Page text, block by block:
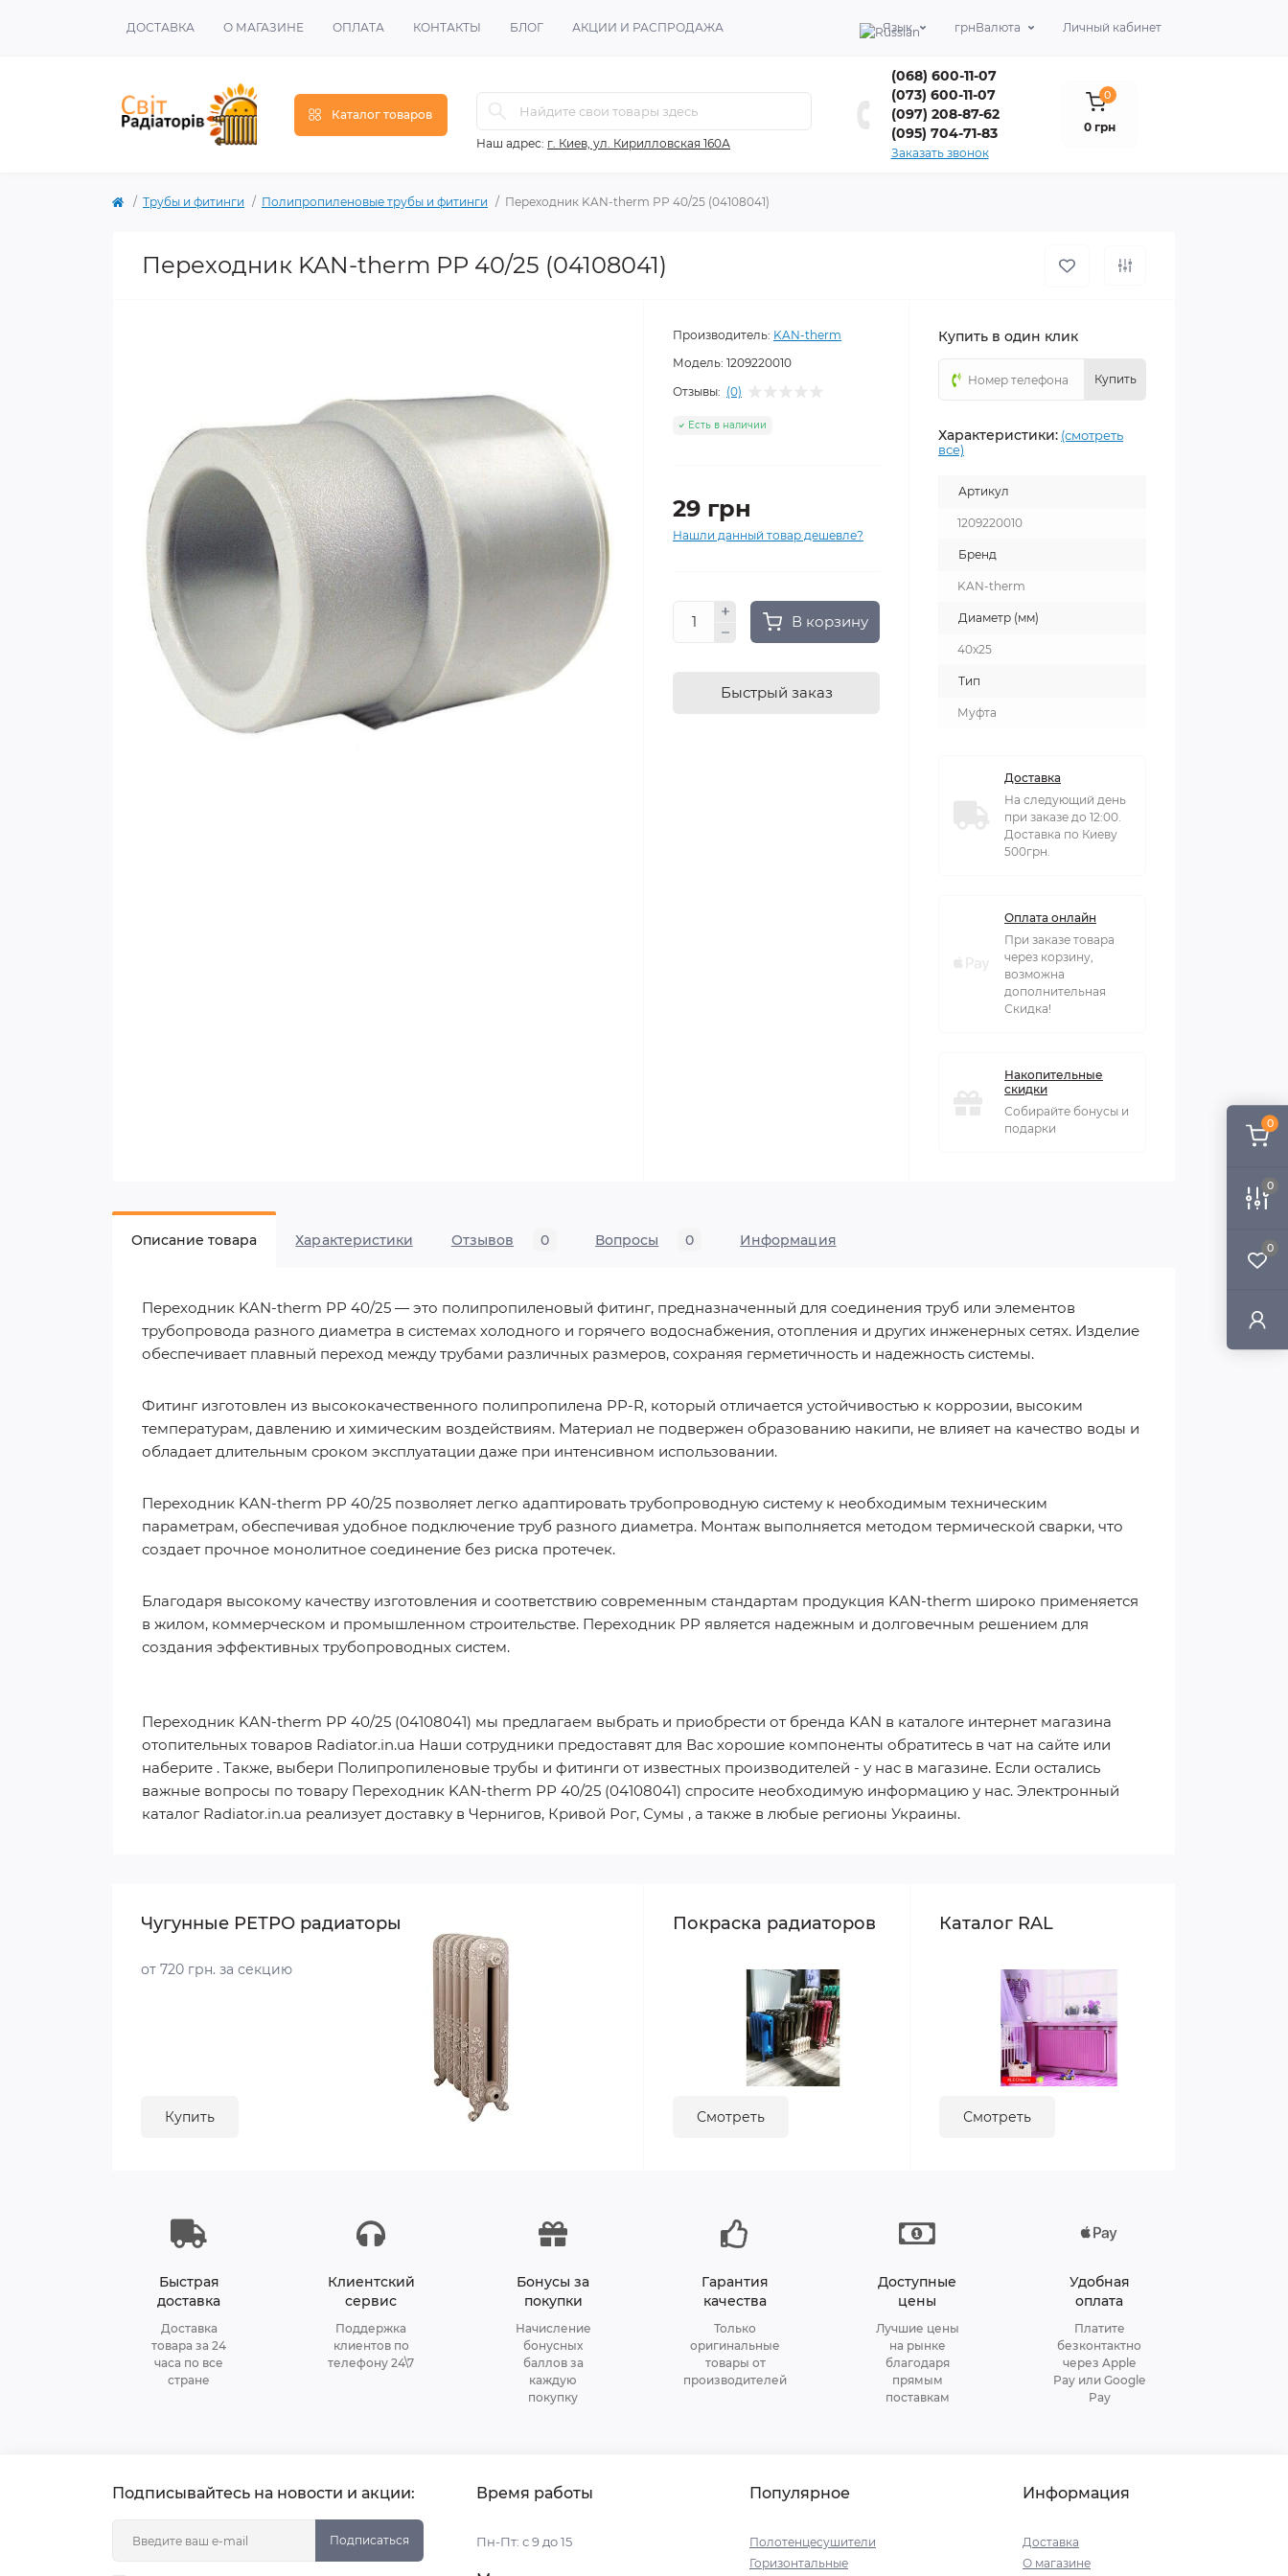
0
0
0
ДОСТАВКА О МАГАЗИНЕ ОПЛАТА КОНТАКТЫ БЛОГ АКЦИИ И РАСПРОДАЖА Язык грнВалюта Личный кабинет
Каталог товаров
Наш адрес: г. Киев, ул. Кирилловская 160А
(068) 600-11-07
(073) 600-11-07
(097) 208-87-62
(095) 704-71-83
Заказать звонок
0
0 грн
Трубы и фитинги Полипропиленовые трубы и фитинги Переходник KAN-therm РР 40/25 (04108041)
Переходник KAN-therm РР 40/25 (04108041)
Производитель: KAN-therm
Модель: 1209220010
Отзывы: (0)
Есть в наличии
29 грн
Нашли данный товар дешевле?
В корзину
Быстрый заказ
Купить в один клик
Купить
Характеристики: (смотреть
все)
Артикул
1209220010
Бренд
KAN-therm
Диаметр (мм)
40x25
Тип
Муфта
Доставка
На следующий день
при заказе до 12:00.
Доставка по Киеву
500грн.
Оплата онлайн
При заказе товара
через корзину,
возможна
дополнительная
Скидка!
Накопительные
скидки
Собирайте бонусы и
подарки
Описание товара Характеристики Отзывов 0 Вопросы 0 Информация
Переходник KAN-therm PP 40/25 — это полипропиленовый фитинг, предназначенный для соединения труб или элементов
трубопровода разного диаметра в системах холодного и горячего водоснабжения, отопления и других инженерных сетях. Изделие
обеспечивает плавный переход между трубами различных размеров, сохраняя герметичность и надежность системы.
Фитинг изготовлен из высококачественного полипропилена PP-R, который отличается устойчивостью к коррозии, высоким
температурам, давлению и химическим воздействиям. Материал не подвержен образованию накипи, не влияет на качество воды и
обладает длительным сроком эксплуатации даже при интенсивном использовании.
Переходник KAN-therm PP 40/25 позволяет легко адаптировать трубопроводную систему к необходимым техническим
параметрам, обеспечивая удобное подключение труб разного диаметра. Монтаж выполняется методом термической сварки, что
создает прочное монолитное соединение без риска протечек.
Благодаря высокому качеству изготовления и соответствию современным стандартам продукция KAN-therm широко применяется
в жилом, коммерческом и промышленном строительстве. Переходник PP является надежным и долговечным решением для
создания эффективных трубопроводных систем.
Переходник KAN-therm РР 40/25 (04108041) мы предлагаем выбрать и приобрести от бренда KAN в каталоге интернет магазина
отопительных товаров Radiator.in.ua Наши сотрудники предоставят для Вас хорошие компоненты обратитесь в чат на сайте или
наберите . Также, выбери Полипропиленовые трубы и фитинги от известных производителей - у нас в магазине. Если остались
важные вопросы по товару Переходник KAN-therm РР 40/25 (04108041) спросите необходимую информацию у нас. Электронный
каталог Radiator.in.ua реализует доставку в Чернигов, Кривой Рог, Сумы , а также в любые регионы Украины.
Чугунные РЕТРО радиаторы
от 720 грн. за секцию
Купить
Покраска радиаторов
Смотреть
Каталог RAL
Смотреть
Быстрая
доставка
Доставка
товара за 24
часа по все
стране
Клиентский
сервис
Поддержка
клиентов по
телефону 24\7
Бонусы за
покупки
Начисление
бонусных
баллов за
каждую
покупку
Гарантия
качества
Только
оригинальные
товары от
производителей
Доступные
цены
Лучшие цены
на рынке
благодаря
прямым
поставкам
Удобная
оплата
Платите
безконтактно
через Apple
Pay или Google
Pay
Подписывайтесь на новости и акции:
Подписаться
Время работы
Пн-Пт: с 9 до 15
Популярное
Полотенцесушители
Горизонтальные
Информация
Доставка
О магазине